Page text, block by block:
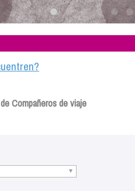
Compañeros de viaje